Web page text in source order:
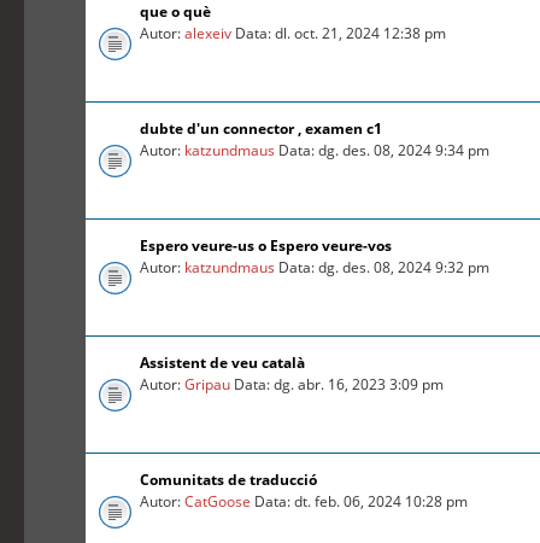
que o què
Autor:alexeiv Data: dl. oct. 21, 2024 12:38 pm
dubte d'un connector , examen c1
Autor: katzundmaus Data: dg. des. 08, 2024 9:34 pm
Espero veure-us o Espero veure-vos
Autor: katzundmaus Data: dg. des. 08, 2024 9:32 pm
Assistent de veu català
Autor:Gripau Data: dg. abr. 16, 2023 3:09 pm
Comunitats de traducció
Autor:CatGoose Data: dt. feb. 06, 2024 10:28 pm